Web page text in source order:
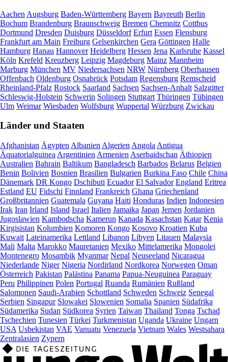
Aachen Augsburg Baden-Württemberg Bayern Bayreuth Berlin
Bochum Brandenburg Braunschweig Bremen Chemnitz Cottbus
Dortmund Dresden Duisburg Düsseldorf Erfurt Essen Flensburg
Frankfurt am Main Freiburg Gelsenkirchen Gera Göttingen Halle
Hamburg Hanau Hannover Heidelberg Hessen Jena Karlsruhe Kassel
Köln Krefeld Kreuzberg Leipzig Magdeburg Mainz Mannheim
Marburg München MV Niedersachsen NRW Nürnberg Oberhausen
Offenbach Oldenburg Osnabrück Potsdam Regensburg Remscheid
Rheinland-Pfalz Rostock Saarland Sachsen Sachsen-Anhalt Salzgitter
Schleswig-Holstein Schwerin Solingen Stuttgart Thüringen Tübingen
Ulm Weimar Wiesbaden Wolfsburg Wuppertal Würzburg Zwickau
Länder und Staaten
Afghanistan Ägypten Albanien Algerien Angola Antigua
Äquatorialguinea Argentinien Armenien Aserbaidschan Äthiopien
Australien Bahrain Baltikum Bangladesch Barbados Belarus Belgien
Benin Bolivien Bosnien Brasilien Bulgarien Burkina Faso Chile China
Dänemark DR Kongo Dschibuti Ecuador El Salvador England Eritrea
Estland EU Fidschi Finnland Frankreich Ghana Griechenland
Großbritannien Guatemala Guyana Haiti Honduras Indien Indonesien
Irak Iran Irland Island Israel Italien Jamaika Japan Jemen Jordanien
Jugoslawien Kambodscha Kamerun Kanada Kasachstan Katar Kenia
Kirgisistan Kolumbien Komoren Kongo Kosovo Kroatien Kuba
Kuwait Lateinamerika Lettland Libanon Libyen Litauen Malaysia
Mali Malta Marokko Mauretanien Mexiko Mittelamerika Mongolei
Montenegro Mosambik Myanmar Nepal Neuseeland Nicaragua
Niederlande Niger Nigeria Nordirland Nordkorea Norwegen Oman
Österreich Pakistan Palästina Panama Papua-Neuguinea Paraguay
Peru Philippinen Polen Portugal Ruanda Rumänien Rußland
Salomonen Saudi-Arabien Schottland Schweden Schweiz Senegal
Serbien Singapur Slowakei Slowenien Somalia Spanien Südafrika
Südamerika Sudan Südkorea Syrien Taiwan Thailand Tonga Tschad
Tschechien Tunesien Türkei Turkmenistan Uganda Ukraine Ungarn
USA Usbekistan VAE Vanuatu Venezuela Vietnam Wales Westsahara
Zentralasien Zypern